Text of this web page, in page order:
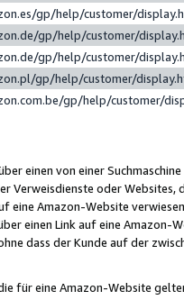
gp/help/customer/
gp/help/customer/
gp/help/customer/
gp/help/customer/
gp/help/customer/
einen von einer
Verweisdienste oder Websites,
eine Amazon-Website
einen Link auf eine
dass der Kunde auf der
für eine Amazon-Website